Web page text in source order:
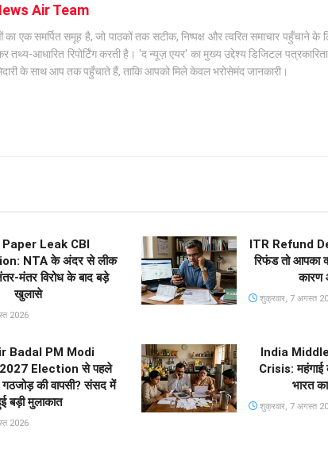
Air Team
समर्पित समूह है, जो पाठकों तक सटीक, निष्पक्ष और त्वरित समाचार पहुँचाने के
आधारित रिपोर्टिंग करती है। 'द न्यूज़ एयर' का मुख्य उद्देश्य डिजिटल
के साथ आप तक पहुँचाते हैं, ताकि आपको मिले केवल भरोसेमंद जानकारी।
Paper Leak CBI
NTA के अंदर से लीक
मंतर विरोध के बाद बड़े
खुलासे
2026
ITR Refund
रिफंड तो आपका
कारण
शुक्रवार, 7 अगस्त
Badal PM Modi
Election से पहले
की वापसी? संसद में
बड़ी मुलाकात
2026
India
Crisis: महंगाई
भारत
शुक्रवार, 7 अगस्त